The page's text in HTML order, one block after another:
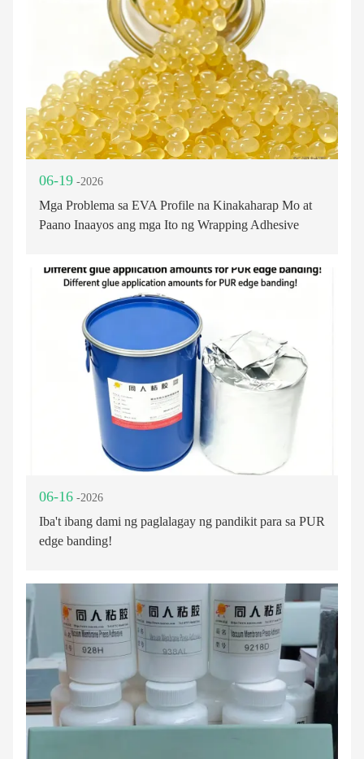
06-19 -2026
Mga Problema sa EVA Profile na Kinakaharap Mo at
Paano Inaayos ang mga Ito ng Wrapping Adhesive
06-16 -2026
Iba't ibang dami ng paglalagay ng pandikit para sa PUR
edge banding!